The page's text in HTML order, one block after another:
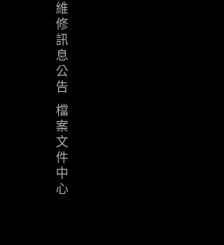
維
修
訊
息
公
告
檔
案
文
件
中
心